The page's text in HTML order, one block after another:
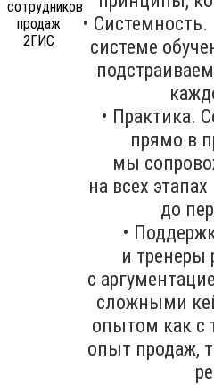
•
системе
• Практика.
прямо в
мы
на всех
до
•
и тренеры
с
сложными
опытом как с
опыт продаж,